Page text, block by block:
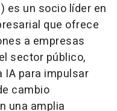
es un socio líder en
que ofrece
a empresas
sector público,
IA para impulsar
cambio
una amplia